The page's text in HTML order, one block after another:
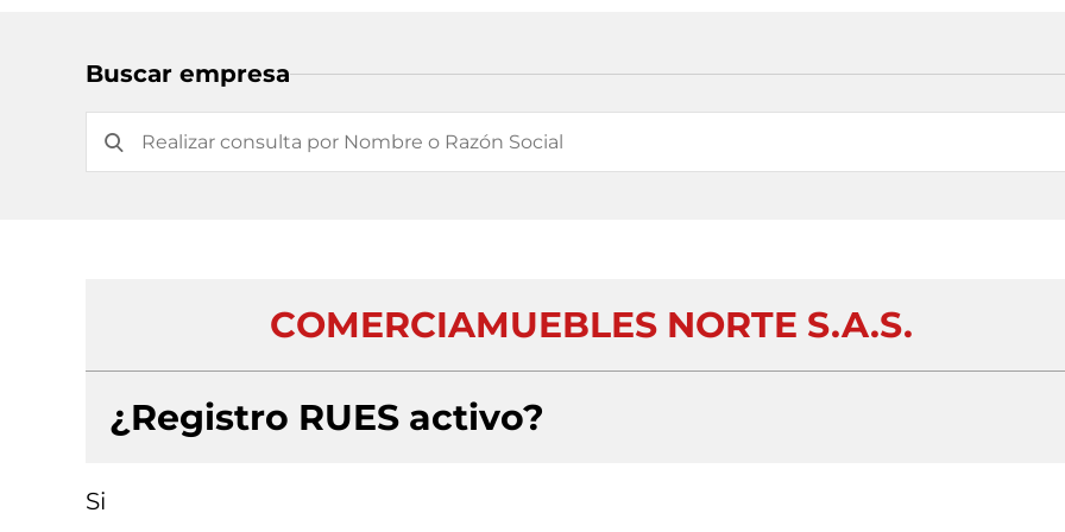
Buscar empresa
COMERCIAMUEBLES NORTE S.A.S.
¿Registro RUES activo?
Si